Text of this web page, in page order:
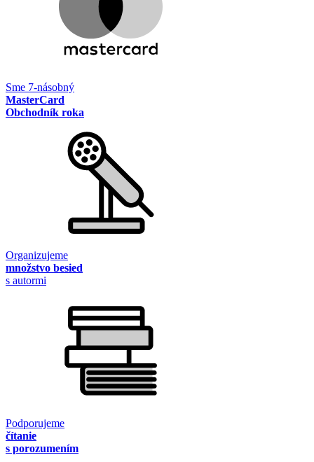
Sme 7-násobný
MasterCard
Obchodník roka
Organizujeme
množstvo besied
s autormi
Podporujeme
čítanie
s porozumením